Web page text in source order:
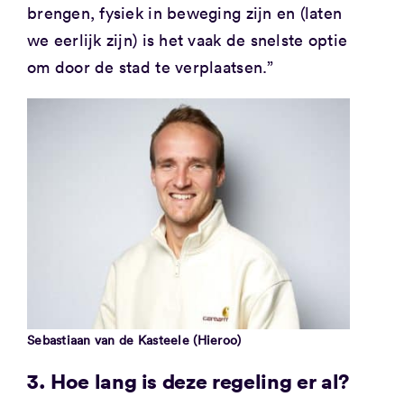
brengen, fysiek in beweging zijn en (laten
we eerlijk zijn) is het vaak de snelste optie
om door de stad te verplaatsen.”
Sebastiaan van de Kasteele (Hieroo)
3. Hoe lang is deze regeling er al?